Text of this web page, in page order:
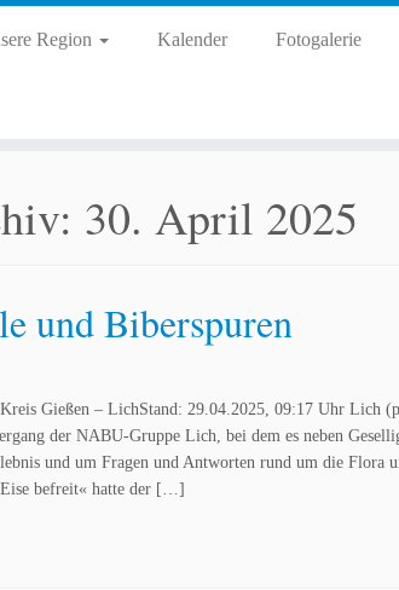
Region Kalender Fotogalerie
30. April 2025
und Biberspuren
Gießen – LichStand: 29.04.2025, 09:17 Uhr Lich
der NABU-Gruppe Lich, bei dem es neben
und um Fragen und Antworten rund um die Flora
befreit« hatte der […]